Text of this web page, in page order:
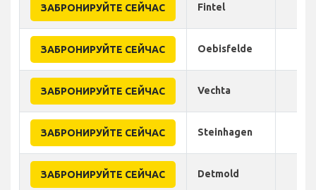
ЗАБРОНИРУЙТЕ СЕЙЧАС Fintel
ЗАБРОНИРУЙТЕ СЕЙЧАС Oebisfelde
ЗАБРОНИРУЙТЕ СЕЙЧАС Vechta
ЗАБРОНИРУЙТЕ СЕЙЧАС Steinhagen
ЗАБРОНИРУЙТЕ СЕЙЧАС Detmold